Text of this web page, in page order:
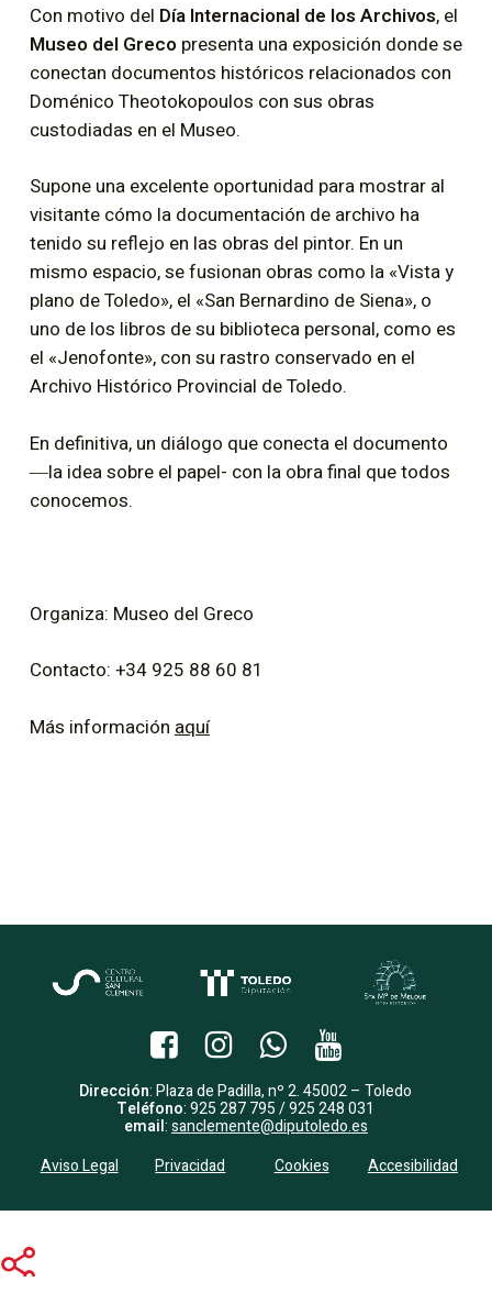
Con motivo del Día Internacional de los Archivos, el
Museo del Grecopresenta una exposición donde se
conectan documentos históricos relacionados con
Doménico Theotokopoulos con sus obras
custodiadas en el Museo.
Supone una excelente oportunidad para mostrar al
visitante cómo la documentación de archivo ha
tenido su reflejo en las obras del pintor. En un
mismo espacio, se fusionan obras como la «Vista y
plano de Toledo», el «San Bernardino de Siena», o
uno de los libros de su biblioteca personal, como es
el «Jenofonte», con su rastro conservado en el
Archivo Histórico Provincial de Toledo.
En definitiva, un diálogo que conecta el documento
―la idea sobre el papel- con la obra final que todos
conocemos.
Organiza: Museo del Greco
Contacto: +34 925 88 60 81
Más información aquí
Dirección: Plaza de Padilla, nº 2. 45002 – Toledo
Teléfono: 925 287 795 / 925 248 031
email:sanclemente@diputoledo.es
Aviso Legal
Privacidad Cookies Accesibilidad